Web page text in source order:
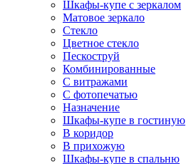
Шкафы-купе с зеркалом
Матовое зеркало
Стекло
Цветное стекло
Пескоструй
Комбинированные
С витражами
С фотопечатью
Назначение
Шкафы-купе в гостиную
В коридор
В прихожую
Шкафы-купе в спальню